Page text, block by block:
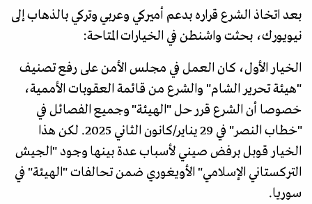
بعد اتخاذ الشرع قراره بدعم أميركي وعربي وتركي بالذهاب إلى
نيويورك، بحثت واشنطن في الخيارات المتاحة:
الخيار الأول، كان العمل في مجلس الأمن على رفع تصنيف
"هيئة تحرير الشام" والشرع من قائمة العقوبات الأممية،
خصوصا أن الشرع قرر حل "الهيئة" وجميع الفصائل في
"خطاب النصر" في 29 يناير/كانون الثاني 2025. لكن هذا
الخيار قوبل برفض صيني لأسباب عدة بينها وجود "الجيش
التركستاني الإسلامي" الأويغوري ضمن تحالفات "الهيئة" في
سوريا.